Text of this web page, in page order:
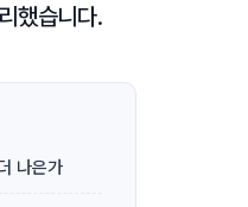
했습니다.
나은가